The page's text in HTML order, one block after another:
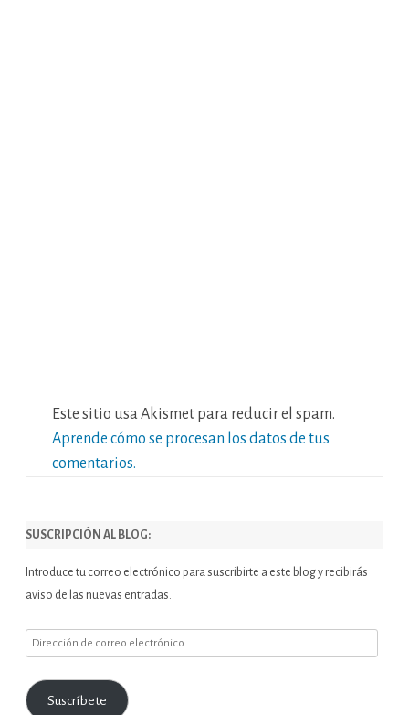
Este sitio usa Akismet para reducir el spam.
Aprende cómo se procesan los datos de tus
comentarios.
SUSCRIPCIÓN AL BLOG:
Introduce tu correo electrónico para suscribirte a este blog y recibirás
aviso de las nuevas entradas.
Dirección
correo
electrónico
Suscríbete